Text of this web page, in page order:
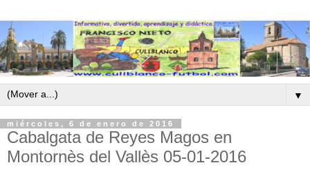
▼
miércoles, 6 de enero de 2016
Cabalgata de Reyes Magos en
Montornès del Vallès 05-01-2016